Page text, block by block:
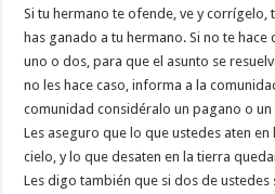
Si tu hermano te ofende, ve y corrígelo,
has ganado a tu hermano. Si no te
uno o dos, para que el asunto se
no les hace caso, informa a la
comunidad considéralo un pagano o
Les aseguro que lo que ustedes aten
cielo, y lo que desaten en la tierra
Les digo también que si dos de ustedes